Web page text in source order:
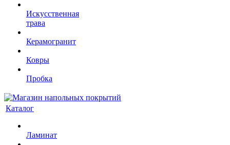
Искусственная
трава
Керамогранит
Ковры
Пробка
Каталог
Ламинат